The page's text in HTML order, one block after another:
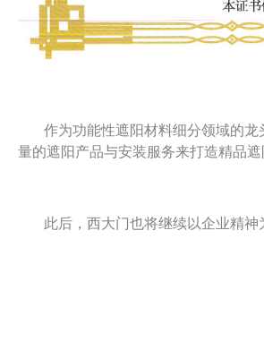
作为功能性遮阳材料细分领域的
量的遮阳产品与安装服务来打造精品
此后，西大门也将继续以企业精